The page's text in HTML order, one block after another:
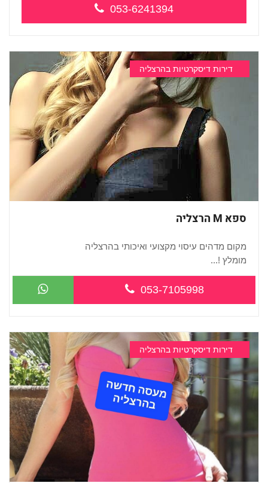
053-6241394
דירות דיסקרטיות בהרצליה
ספא M הרצליה
מקום מדהים עיסוי מקצועי ואיכותי בהרצליה
מומלץ !...
053-7105998
דירות דיסקרטיות בהרצליה